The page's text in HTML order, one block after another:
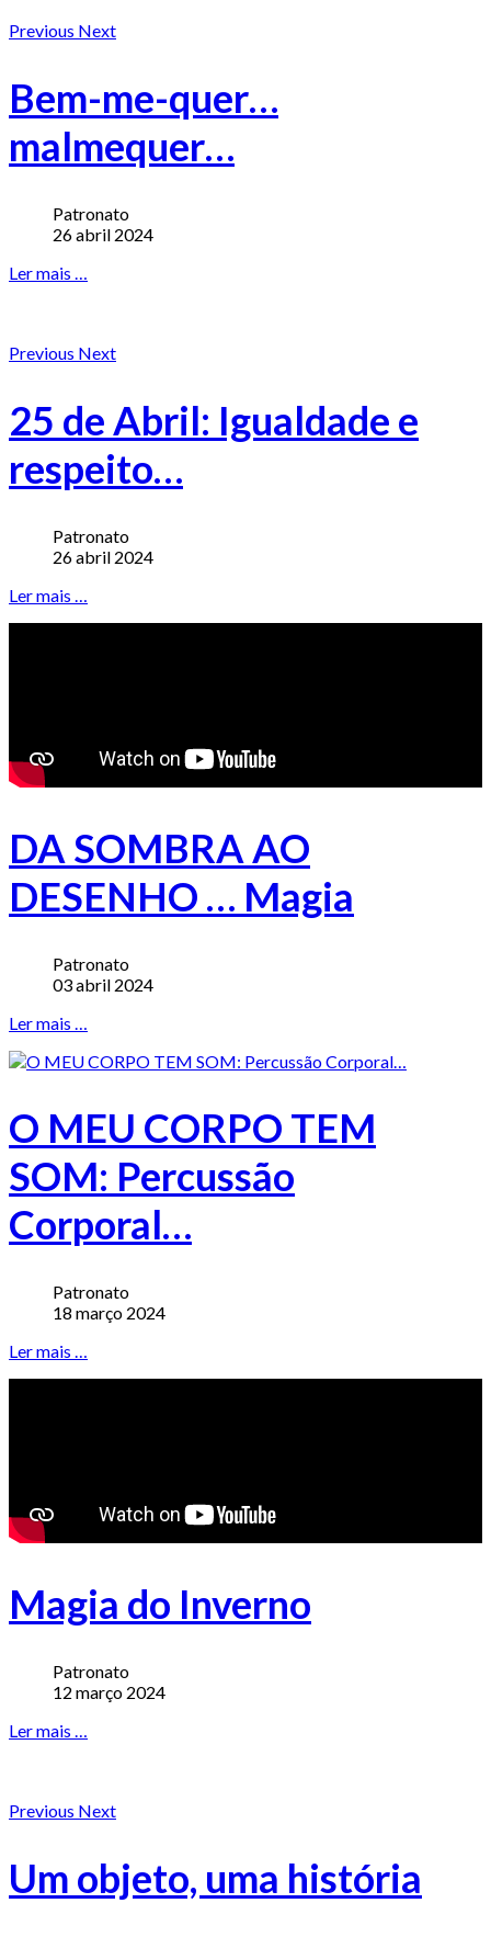
Previous Next
Bem-me-quer…
malmequer…
Patronato
26 abril 2024
Ler mais …
Previous Next
25 de Abril: Igualdade e
respeito…
Patronato
26 abril 2024
Ler mais …
DA SOMBRA AO
DESENHO … Magia
Patronato
03 abril 2024
Ler mais …
O MEU CORPO TEM
SOM: Percussão
Corporal…
Patronato
18 março 2024
Ler mais …
Magia do Inverno
Patronato
12 março 2024
Ler mais …
Previous Next
Um objeto, uma história